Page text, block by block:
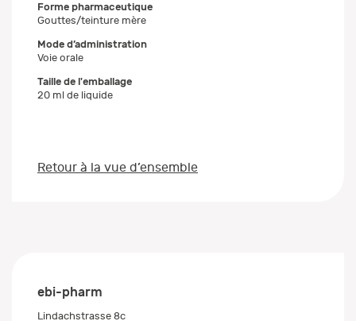
Forme pharmaceutique
Gouttes/teinture mère
Mode d’administration
Voie orale
Taille de l'emballage
20 ml de liquide
Retour à la vue d’ensemble
ebi-pharm
Lindachstrasse 8c